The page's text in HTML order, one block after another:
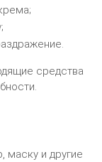
средства
маску и другие